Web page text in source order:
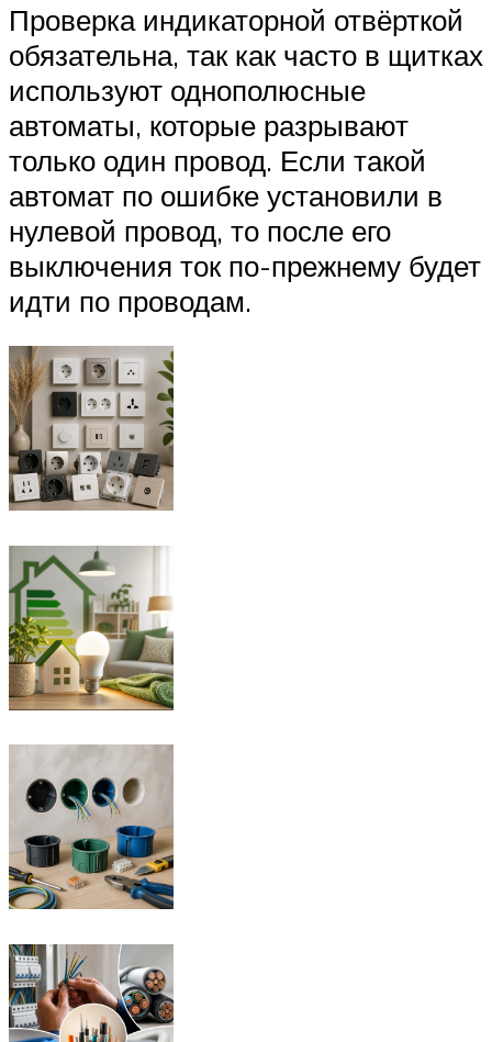
Проверка индикаторной отвёрткой
обязательна, так как часто в щитках
используют однополюсные
автоматы, которые разрывают
только один провод. Если такой
автомат по ошибке установили в
нулевой провод, то после его
выключения ток по-прежнему будет
идти по проводам.